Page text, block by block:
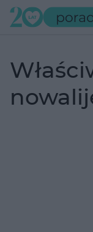
właściwości odżywcze